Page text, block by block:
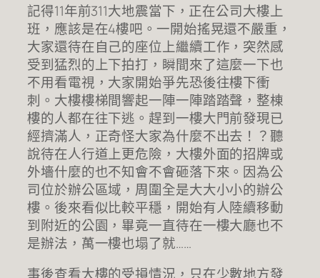
記得11年前311大地震當下，正在公司大樓上
班，應該是在4樓吧。一開始搖晃還不嚴重，
大家還待在自己的座位上繼續工作，突然感
受到猛烈的上下拍打，瞬間來了這麼一下也
不用看電視，大家開始爭先恐後往樓下衝
刺。大樓樓梯間響起一陣一陣踏踏聲，整棟
樓的人都在往下逃。趕到一樓大門前發現已
經擠滿人，正奇怪大家為什麼不出去！？聽
說待在人行道上更危險，大樓外面的招牌或
外墻什麼的也不知會不會砸落下來。因為公
司位於辦公區域，周圍全是大大小小的辦公
樓。後來看似比較平穩，開始有人陸續移動
到附近的公園，畢竟一直待在一樓大廳也不
是辦法，萬一樓也塌了就……
事後查看大樓的受損情況，只在少數地方發